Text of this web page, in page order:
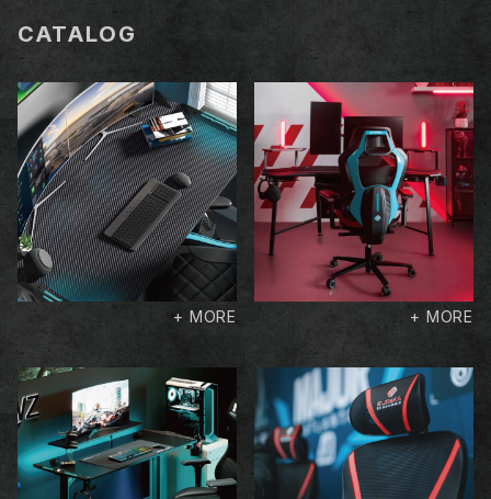
CATALOG
+ MORE + MORE